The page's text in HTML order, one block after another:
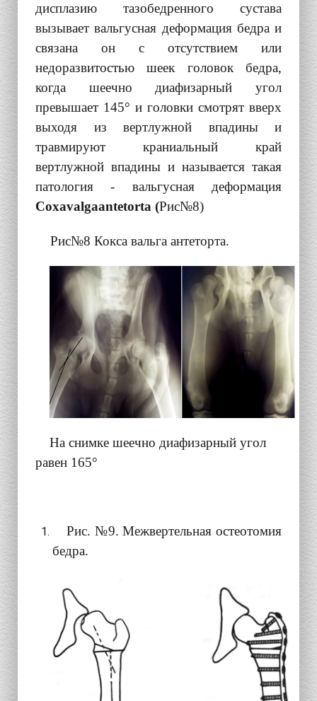
дисплазию тазобедренного сустава
вызывает вальгусная деформация бедра и
связана он с отсутствием или
недоразвитостью шеек головок бедра,
когда шеечно диафизарный угол
превышает 145° и головки смотрят вверх
выходя из вертлужной впадины и
травмируют краниальный край
вертлужной впадины и называется такая
патология - вальгусная деформация
Coxavalgaantetorta (Рис№8)
Рис№8 Кокса вальга антеторта.
На снимке шеечно диафизарный угол
равен 165°
Рис. №9. Межвертельная остеотомия
бедра.